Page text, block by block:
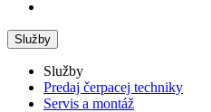
Služby
Služby
Predaj čerpacej techniky
Servis a montáž